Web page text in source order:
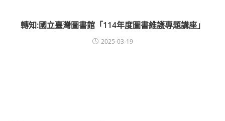
轉知:國立臺灣圖書館「114年度圖書維護專題講座」
2025-03-19